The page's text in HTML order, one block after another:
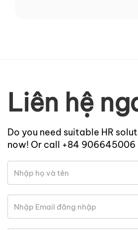
Liên hệ
Do you need suitable HR
now! Or call +84 906645006